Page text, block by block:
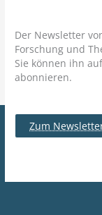
Der Newsletter
Forschung und
Sie können ihn
abonnieren.
Zum